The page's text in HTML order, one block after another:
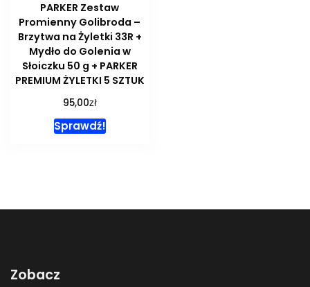
PARKER Zestaw
Promienny Golibroda –
Brzytwa na Żyletki 33R +
Mydło do Golenia w
Słoiczku 50 g + PARKER
PREMIUM ŻYLETKI 5 SZTUK
95,00zł
Sprawdź!
Zobacz